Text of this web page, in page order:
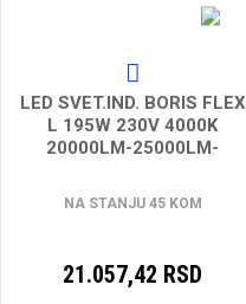
LED SVET.IND. BORIS FLEX
L 195W 230V 4000K
20000LM-25000LM-
NA STANJU 45 KOM
21.057,42 RSD